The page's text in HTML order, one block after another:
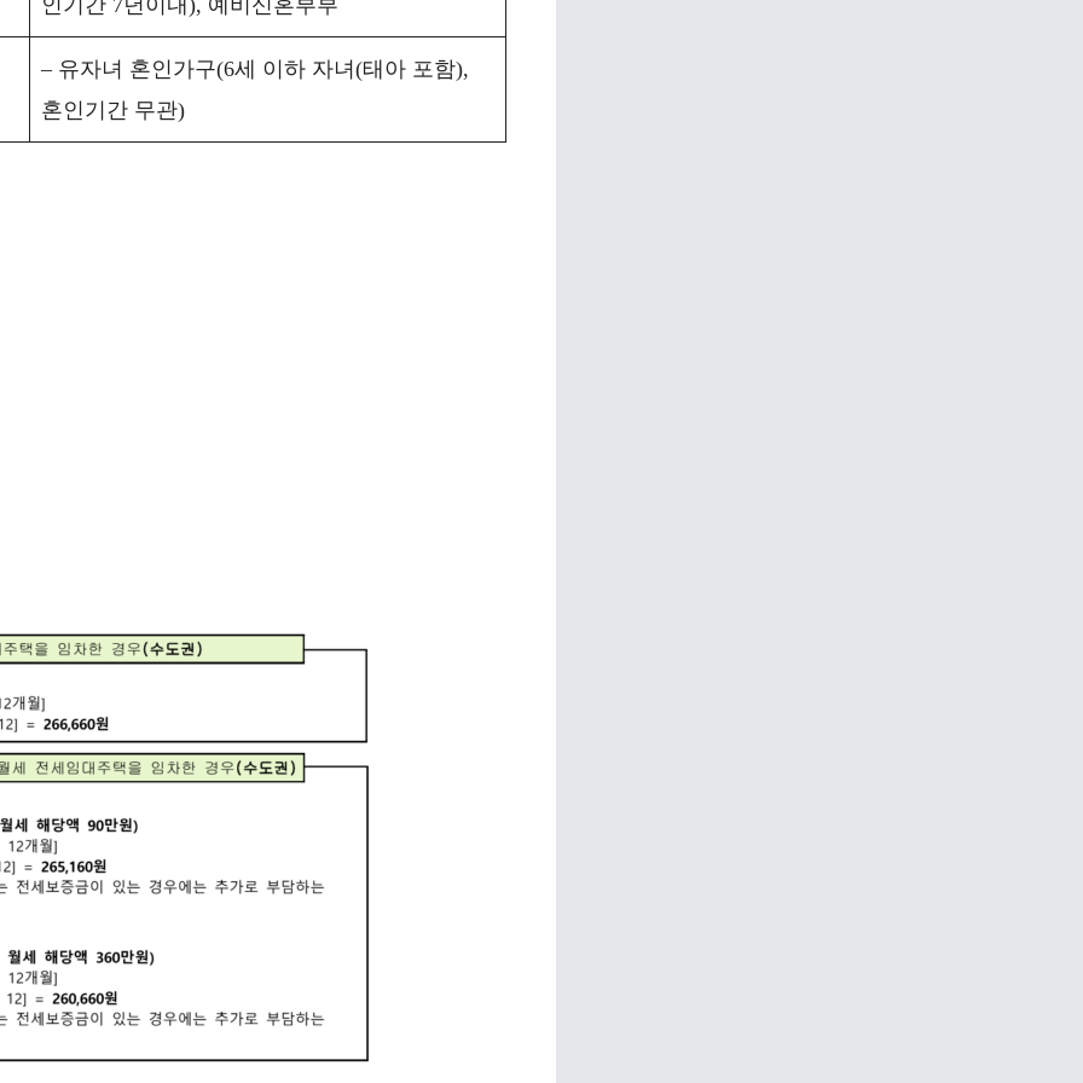
인기간 7년이내), 예비신혼부부
– 유자녀 혼인가구(6세 이하 자녀(태아 포함),
혼인기간 무관)